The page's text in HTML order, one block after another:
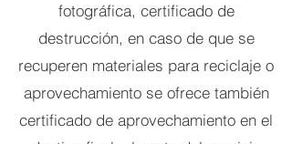
fotográfica, certificado de
destrucción, en caso de que se
recuperen materiales para reciclaje o
aprovechamiento se ofrece también
certificado de aprovechamiento en el